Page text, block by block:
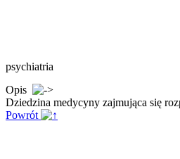
psychiatria
Opis
Dziedzina medycyny zajmująca się
Powrót